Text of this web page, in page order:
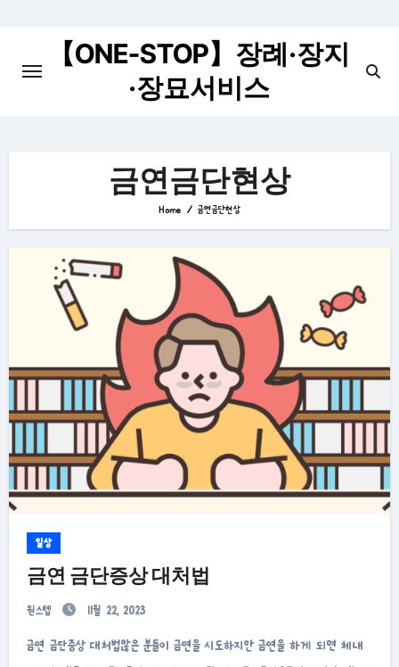
【ONE-STOP】장례·장지
·장묘서비스
금연금단현상
Home 금연금단현상
일상
금연 금단증상 대처법
원스텝 11월 22, 2023
금연 금단증상 대처법많은 분들이 금연을 시도하지만 금연을 하게 되면 체내